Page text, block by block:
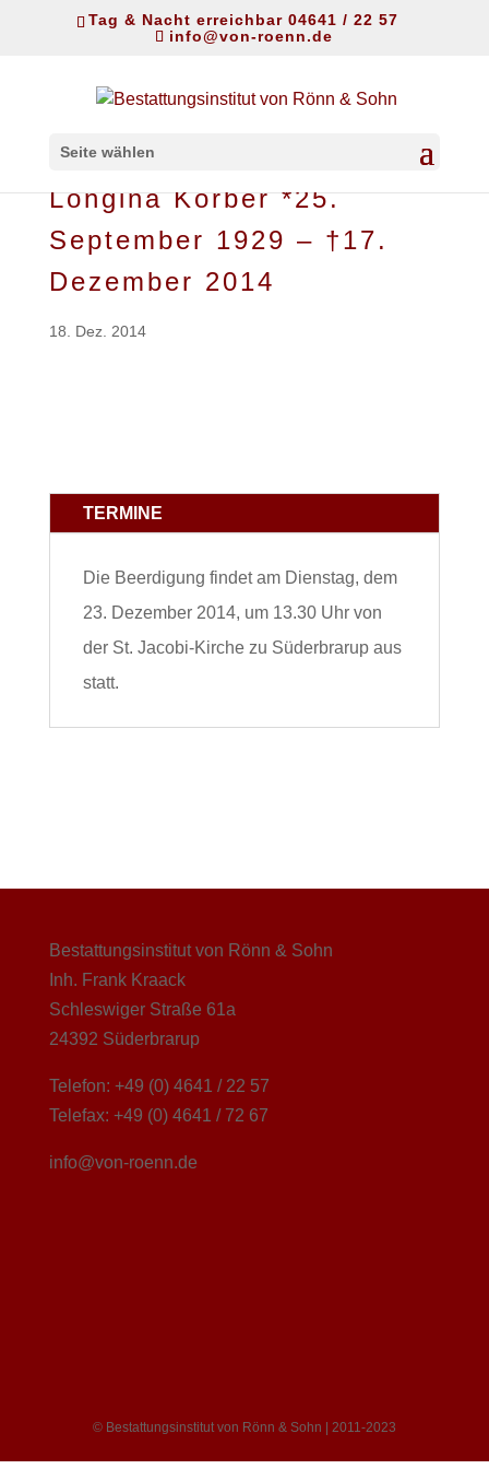
Tag & Nacht erreichbar 04641 / 22 57
info@von-roenn.de
Seite wählen
Longina Körber *25.
September 1929 – †17.
Dezember 2014
18. Dez. 2014
TERMINE
Die Beerdigung findet am Dienstag, dem
23. Dezember 2014, um 13.30 Uhr von
der St. Jacobi-Kirche zu Süderbrarup aus
statt.
Bestattungsinstitut von Rönn & Sohn
Inh. Frank Kraack
Schleswiger Straße 61a
24392 Süderbrarup
Telefon: +49 (0) 4641 / 22 57
Telefax: +49 (0) 4641 / 72 67
info@von-roenn.de
© Bestattungsinstitut von Rönn & Sohn | 2011-2023